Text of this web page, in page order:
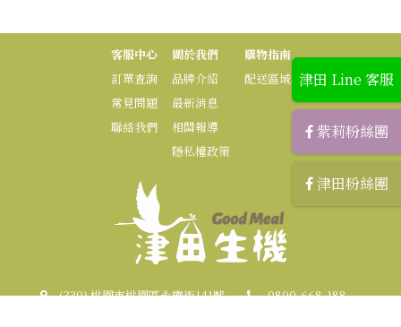
津田 Line 客服
紫莉粉絲團
津田粉絲團
客服中心
訂單查詢
常見問題
聯絡我們
關於我們
品牌介紹
最新消息
相關報導
隱私權政策
購物指南
配送區域
(330) 桃園市桃園區永樂街141號
0800-668-188